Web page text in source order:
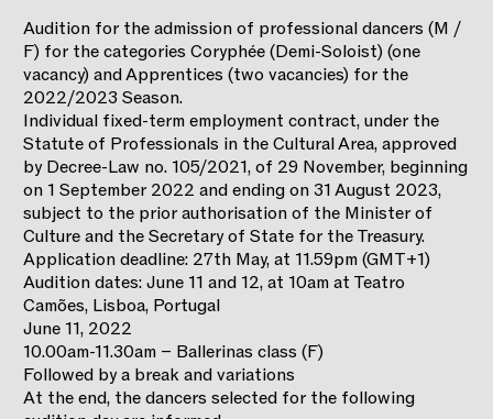
Audition for the admission of professional dancers (M /
F) for the categories Coryphée (Demi-Soloist) (one
vacancy) and Apprentices (two vacancies) for the
2022/2023 Season.
Individual fixed-term employment contract, under the
Statute of Professionals in the Cultural Area, approved
by Decree-Law no. 105/2021, of 29 November, beginning
on 1 September 2022 and ending on 31 August 2023,
subject to the prior authorisation of the Minister of
Culture and the Secretary of State for the Treasury.
Application deadline: 27th May, at 11.59pm (GMT+1)
Audition dates: June 11 and 12, at 10am at Teatro
Camões, Lisboa, Portugal
June 11, 2022
10.00am-11.30am – Ballerinas class (F)
Followed by a break and variations
At the end, the dancers selected for the following